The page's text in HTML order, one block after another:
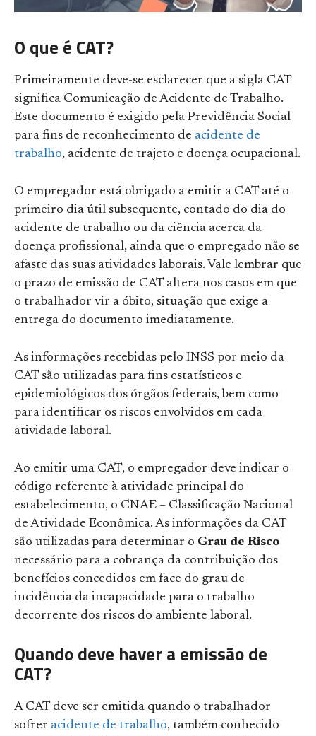
O que é CAT?
Primeiramente deve-se esclarecer que a sigla CAT
significa Comunicação de Acidente de Trabalho.
Este documento é exigido pela Previdência Social
para fins de reconhecimento de acidente de
trabalho, acidente de trajeto e doença ocupacional.
O empregador está obrigado a emitir a CAT até o
primeiro dia útil subsequente, contado do dia do
acidente de trabalho ou da ciência acerca da
doença profissional, ainda que o empregado não se
afaste das suas atividades laborais. Vale lembrar que
o prazo de emissão de CAT altera nos casos em que
o trabalhador vir a óbito, situação que exige a
entrega do documento imediatamente.
As informações recebidas pelo INSS por meio da
CAT são utilizadas para fins estatísticos e
epidemiológicos dos órgãos federais, bem como
para identificar os riscos envolvidos em cada
atividade laboral.
Ao emitir uma CAT, o empregador deve indicar o
código referente à atividade principal do
estabelecimento, o CNAE – Classificação Nacional
de Atividade Econômica. As informações da CAT
são utilizadas para determinar o Grau de Risco
necessário para a cobrança da contribuição dos
benefícios concedidos em face do grau de
incidência da incapacidade para o trabalho
decorrente dos riscos do ambiente laboral.
Quando deve haver a emissão de
CAT?
A CAT deve ser emitida quando o trabalhador
sofrer acidente de trabalho, também conhecido